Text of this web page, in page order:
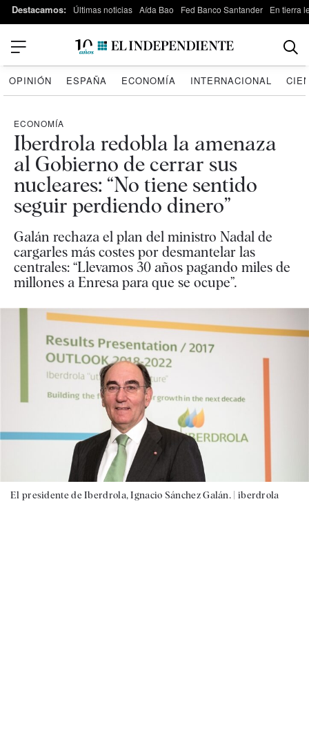
Destacamos: Últimas noticias Aída Bao Fed Banco Santander En tierra
OPINIÓN ESPAÑA ECONOMÍA INTERNACIONAL
ECONOMÍA
Iberdrola redobla la amenaza
al Gobierno de cerrar sus
nucleares: “No tiene sentido
seguir perdiendo dinero”
Galán rechaza el plan del ministro Nadal de
cargarles más costes por desmantelar las
centrales: “Llevamos 30 años pagando miles de
millones a Enresa para que se ocupe”.
El presidente de Iberdrola, Ignacio Sánchez Galán. | iberdrola